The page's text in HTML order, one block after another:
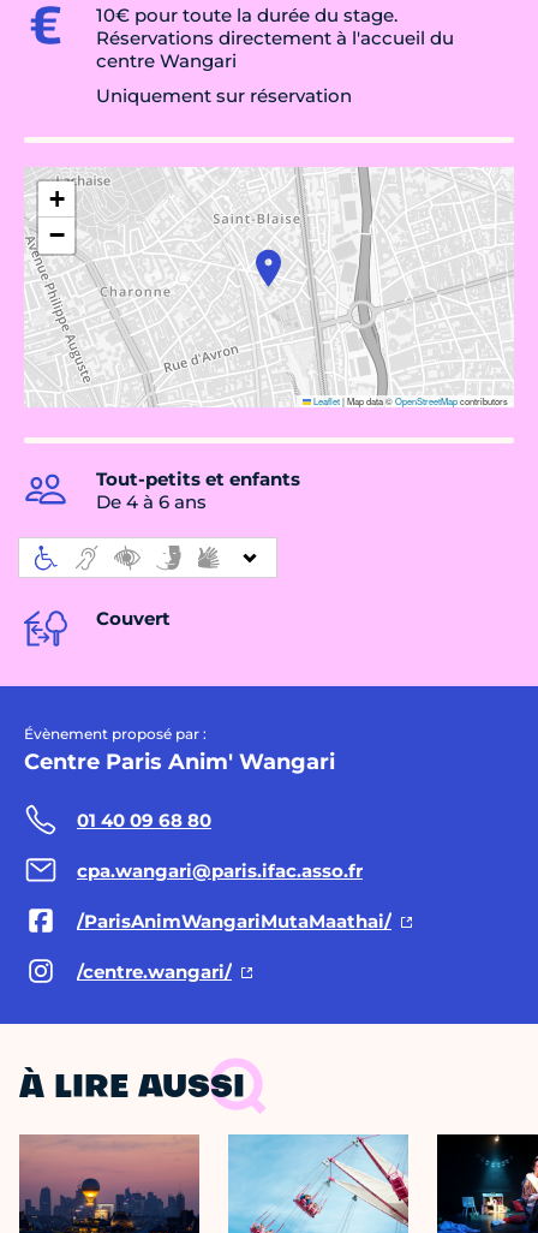
10€ pour toute la durée du stage.
Réservations directement à l'accueil du
centre Wangari
Uniquement sur réservation
+
−
Leaflet|Map data ©OpenStreetMapcontributors
Tout-petits et enfants
De 4 à 6 ans
Couvert
Évènement proposé par :
Centre Paris Anim' Wangari
01 40 09 68 80
cpa.wangari@paris.ifac.asso.fr
/ParisAnimWangariMutaMaathai/
/centre.wangari/
À LIRE AUSSI